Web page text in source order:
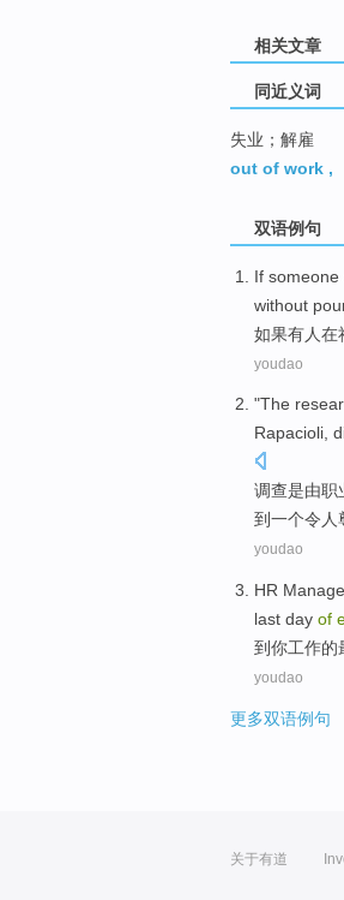
相关文章
同近义词
失业；解雇
out of work ,
双语例句
If someone
without
如果有人在
youdao
"The
Rapacioli,
调查是由职
到一个令人
youdao
HR
last day of
到你工作的
youdao
更多双语例句
关于有道